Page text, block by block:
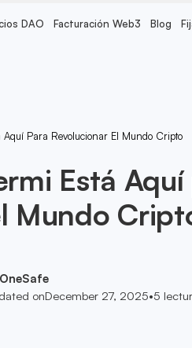
DAO Facturación Web3 Blog
Aquí Para Revolucionar El Mundo Cripto
Está
Mundo
onDecember 27, 2025•5